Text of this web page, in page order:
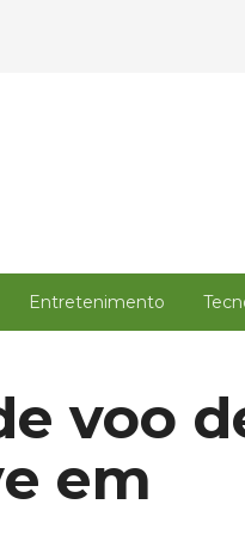
Entretenimento
voo
em